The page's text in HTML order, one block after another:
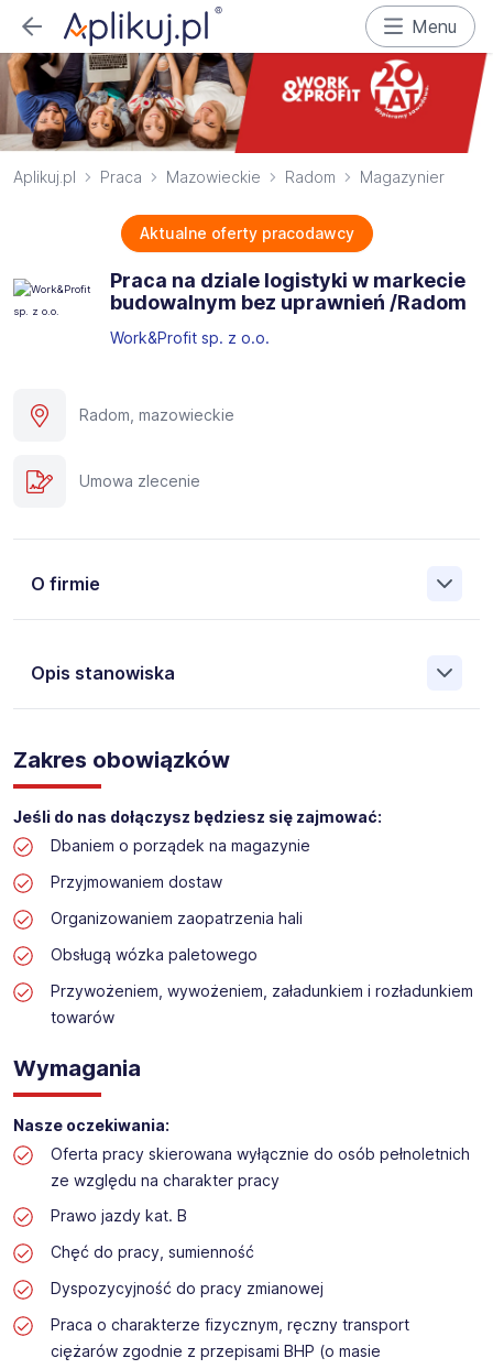
Menu
Aplikuj.pl Praca Mazowieckie Radom Magazynier
Aktualne oferty pracodawcy
Praca na dziale logistyki w markecie
budowalnym bez uprawnień /Radom
Work&Profit sp. z o.o.
Radom, mazowieckie
Umowa zlecenie
O firmie
Opis stanowiska
Pośrednictwa Pracy i Doradztwa Personalnego Work &
Profit jest obecnie jedną z największych niezależnych
polskich agencji zatrudnienia. W ciągu wielu lat naszej
działalności daliśmy pracę przeszło 50 000 pracowników
w całym kraju. Skutecznie znajdujemy pracowników dla
największych firm, jak również małych rodzinnych
przedsiębiorstw w Polsce. Agencja jest wpisana pod nr
stanowisko:
Praca na dziale logistyki w markecie budowalnym
Lokalizacja: Radom
Zakres obowiązków
Jeśli do nas dołączysz będziesz się zajmować:
Dbaniem o porządek na magazynie
Przyjmowaniem dostaw
Organizowaniem zaopatrzenia hali
Obsługą wózka paletowego
Przywożeniem, wywożeniem, załadunkiem i rozładunkiem
towarów
Wymagania
Nasze oczekiwania:
Oferta pracy skierowana wyłącznie do osób pełnoletnich
ze względu na charakter pracy
Prawo jazdy kat. B
Chęć do pracy, sumienność
Dyspozycyjność do pracy zmianowej
Praca o charakterze fizycznym, ręczny transport
ciężarów zgodnie z przepisami BHP (o masie